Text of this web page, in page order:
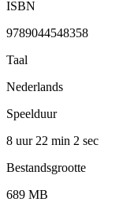
ISBN
9789044548358
Taal
Nederlands
Speelduur
8 uur 22 min 2 sec
Bestandsgrootte
689 MB